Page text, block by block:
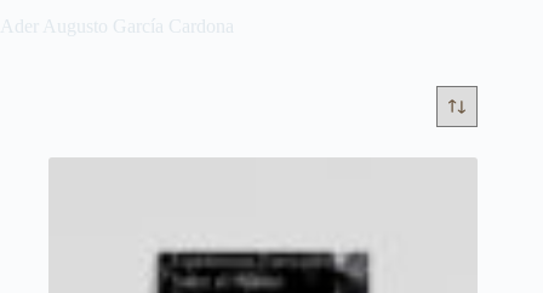
Ader Augusto García Cardona